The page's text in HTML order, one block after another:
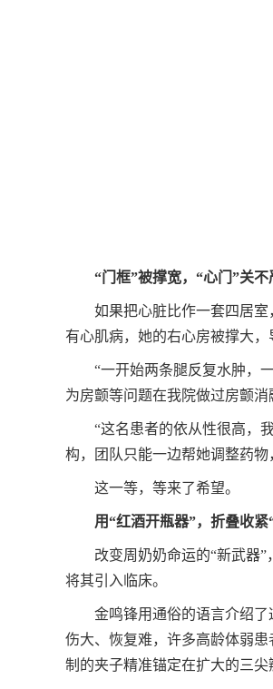
“门框”被撑宽，“心门”关不
如果把心脏比作一套四居
有心肌病，她的右心房被撑大
“一开始两条腿反复水肿，
为房颤等问题在我院做过房颤
“这名患者的依从性很高，
构，团队只能一边帮她调整药
这一等，等来了希望。
用“红酒开瓶器”，折叠收紧
改变周奶奶命运的“新武器
将其引入临床。
金鸣锋用通俗的语言介绍了
伤大、恢复难，许多高龄体弱
制的夹子精准锚定在扩大的三尖